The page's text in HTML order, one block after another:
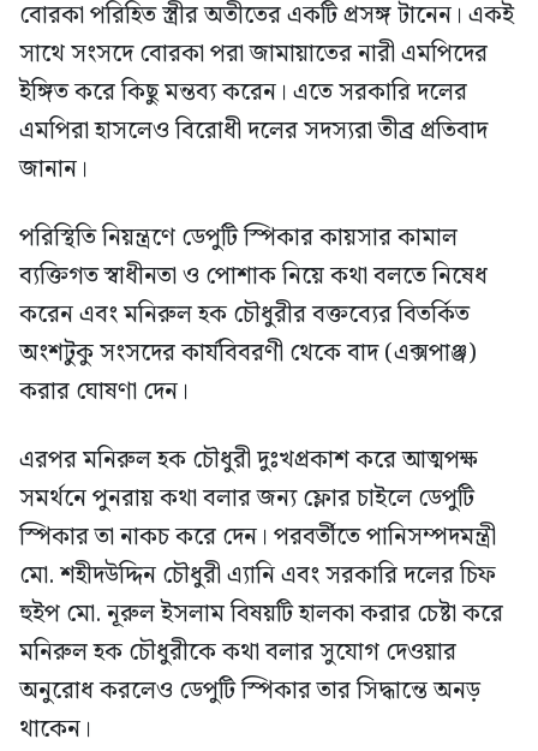
বোরকা পরিহিত স্ত্রীর অতীতের একটি প্রসঙ্গ টানেন। একই
সাথে সংসদে বোরকা পরা জামায়াতের নারী এমপিদের
ইঙ্গিত করে কিছু মন্তব্য করেন। এতে সরকারি দলের
এমপিরা হাসলেও বিরোধী দলের সদস্যরা তীব্র প্রতিবাদ
জানান।
পরিস্থিতি নিয়ন্ত্রণে ডেপুটি স্পিকার কায়সার কামাল
ব্যক্তিগত স্বাধীনতা ও পোশাক নিয়ে কথা বলতে নিষেধ
করেন এবং মনিরুল হক চৌধুরীর বক্তব্যের বিতর্কিত
অংশটুকু সংসদের কার্যবিবরণী থেকে বাদ (এক্সপাঞ্জ)
করার ঘোষণা দেন।
এরপর মনিরুল হক চৌধুরী দুঃখপ্রকাশ করে আত্মপক্ষ
সমর্থনে পুনরায় কথা বলার জন্য ফ্লোর চাইলে ডেপুটি
স্পিকার তা নাকচ করে দেন। পরবর্তীতে পানিসম্পদমন্ত্রী
মো. শহীদউদ্দিন চৌধুরী এ্যানি এবং সরকারি দলের চিফ
হুইপ মো. নূরুল ইসলাম বিষয়টি হালকা করার চেষ্টা করে
মনিরুল হক চৌধুরীকে কথা বলার সুযোগ দেওয়ার
অনুরোধ করলেও ডেপুটি স্পিকার তার সিদ্ধান্তে অনড়
থাকেন।